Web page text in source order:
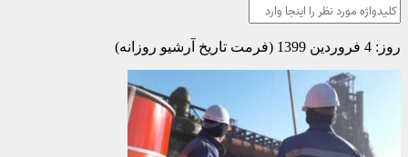
روز: 4 فروردین 1399 (فرمت تاریخ آرشیو روزانه)